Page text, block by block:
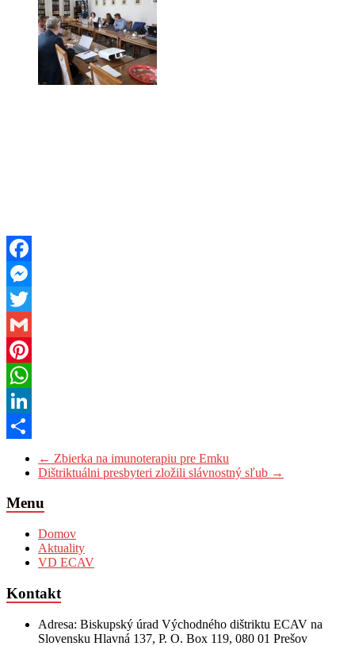
Facebook
Messenger
Twitter
Gmail
Pinterest
WhatsApp
LinkedIn
← Zbierka na imunoterapiu pre Emku
Dištriktuálni presbyteri zložili slávnostný sľub →
Menu
Domov
Aktuality
VD ECAV
Kontakt
Adresa: Biskupský úrad Východného dištriktu ECAV na
Slovensku Hlavná 137, P. O. Box 119, 080 01 Prešov